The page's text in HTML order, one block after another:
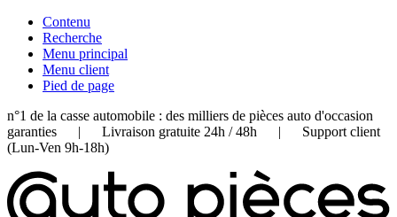
Contenu
Recherche
Menu principal
Menu client
Pied de page
n°1 de la casse automobile : des milliers de pièces auto d'occasion
garanties | Livraison gratuite 24h / 48h | Support client
(Lun-Ven 9h-18h)